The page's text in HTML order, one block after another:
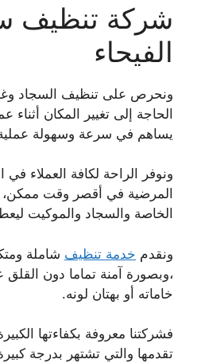
شركة تنظيف
الفيحاء
ونحرص على تنظيف السجاد
الحاجة إلى تغيير المكان أثناء
يساهم في سرعة وسهولة
ونوفر الراحة لكافة العملاء
المرضية في أقصر وقت
الخاصة والسجاد والموكيت
ونقدم خدمة تنظيف شاملة
،وبصورة آمنة تماما دون القلق
خاماته أو بهتان لونه.
فشركتنا معروفة بكفاءتها
تقدمها والتي تشتهر بدرجة